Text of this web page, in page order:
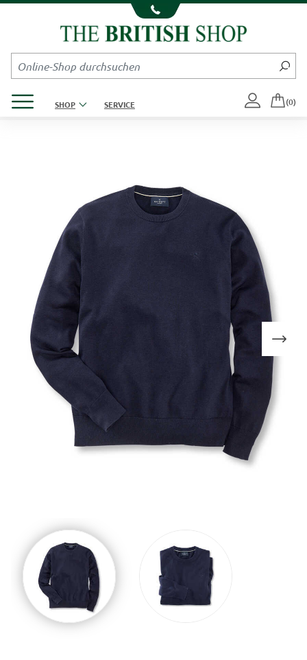
Kompletten Head der Seite überspringen
SHOP SERVICE (0)